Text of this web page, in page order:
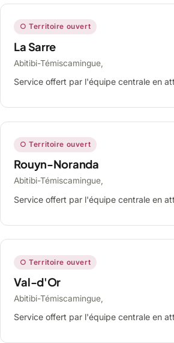
○ Territoire ouvert
La Sarre
Abitibi-Témiscamingue,
Service offert par l'équipe centrale en
○ Territoire ouvert
Rouyn-Noranda
Abitibi-Témiscamingue,
Service offert par l'équipe centrale en
○ Territoire ouvert
Val-d'Or
Abitibi-Témiscamingue,
Service offert par l'équipe centrale en